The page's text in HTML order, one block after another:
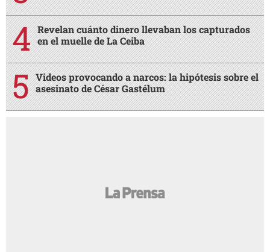
Revelan cuánto dinero llevaban los capturados
en el muelle de La Ceiba
Videos provocando a narcos: la hipótesis sobre el
asesinato de César Gastélum